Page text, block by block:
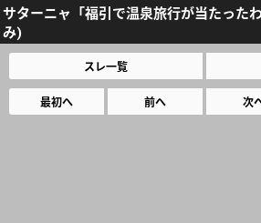
サターニャ「福引で温泉旅行が当たった
み)
スレ一覧
最初へ 前へ 次